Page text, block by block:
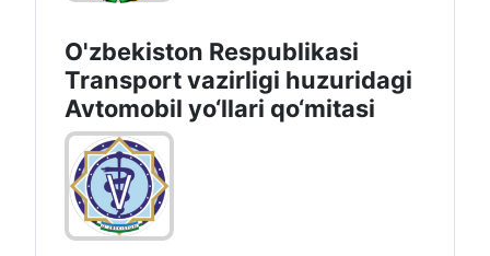
O'zbekiston Respublikasi
Transport vazirligi huzuridagi
Avtomobil yo‘llari qo‘mitasi